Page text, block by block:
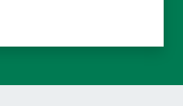
su 5
5